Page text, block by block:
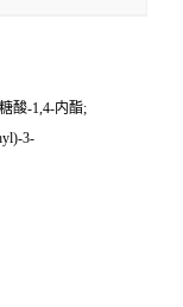
酸-1,4-内酯;
3-